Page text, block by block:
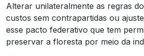
Alterar unilateralmente as regras
custos sem contrapartidas ou
esse pacto federativo que tem
preservar a floresta por meio da